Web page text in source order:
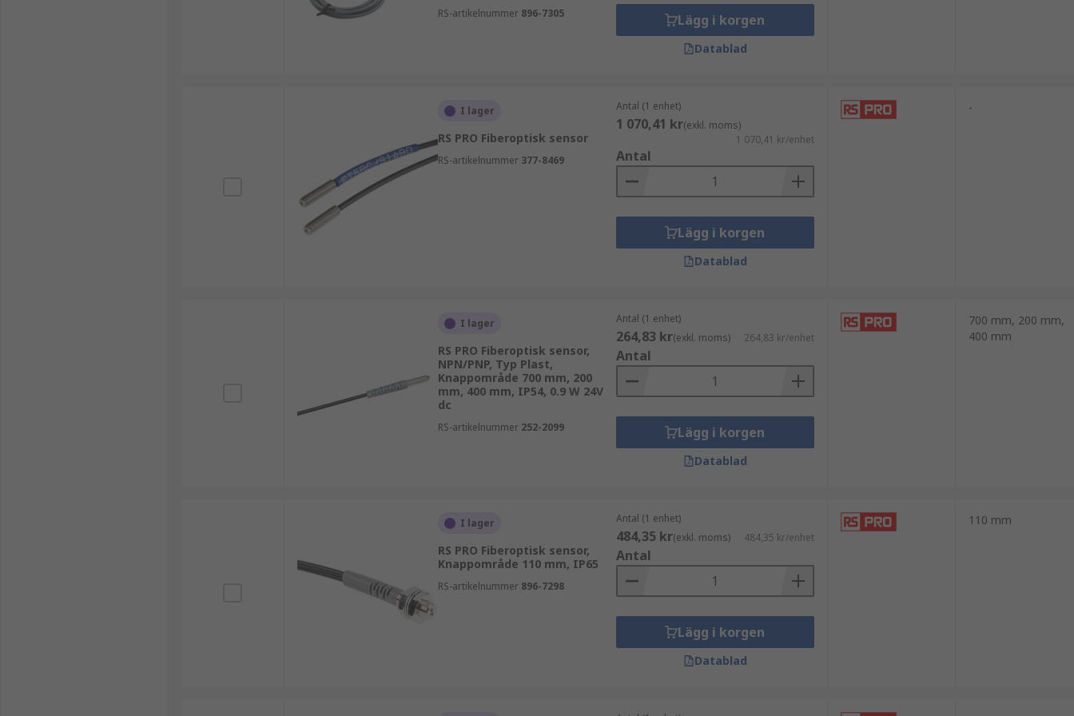
RS-artikelnummer 896-7305 Lägg i korgen
Datablad
I lager
RS PRO Fiberoptisk sensor
RS-artikelnummer 377-8469
Antal (1 enhet)
1 070,41 kr(exkl. moms)
1 070,41 kr/enhet
Antal
Lägg i korgen
Datablad
-
I lager
RS PRO Fiberoptisk sensor,
NPN/PNP, Typ Plast,
Knappområde 700 mm, 200
mm, 400 mm, IP54, 0.9 W 24V
dc
RS-artikelnummer 252-2099
Antal (1 enhet)
264,83 kr(exkl. moms) 264,83 kr/enhet
Antal
Lägg i korgen
Datablad
700 mm, 200 mm,
400 mm
I lager
RS PRO Fiberoptisk sensor,
Knappområde 110 mm, IP65
RS-artikelnummer 896-7298
Antal (1 enhet)
484,35 kr(exkl. moms) 484,35 kr/enhet
Antal
Lägg i korgen
Datablad
110 mm